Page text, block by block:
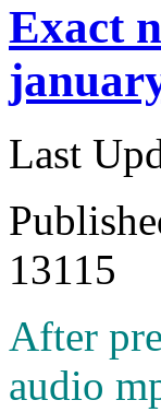
Exact
Last
13115
After
audio